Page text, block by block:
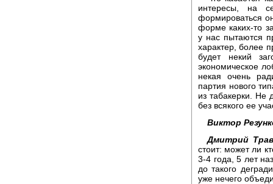
интересы, на
формироваться
форме каких-то
у нас пытаются
характер, более
будет некий
экономическое
некая очень
партия нового
из табакерки. Не
без всякого ее
Виктор
Дмитрий
стоит: может ли
3-4 года, 5 лет
до такого
уже нечего